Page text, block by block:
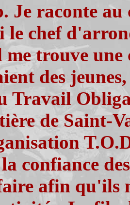
Je raconte au
le chef
trouve une
des
Travail
de Saint-
confiance
afin qu'ils